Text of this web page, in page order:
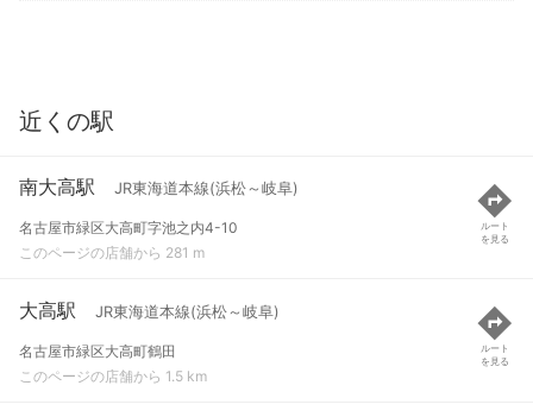
近くの駅
南大高駅 JR東海道本線(浜松～岐阜)
名古屋市緑区大高町字池之内4-10
このページの店舗から 281 m
ルート
を見る
大高駅 JR東海道本線(浜松～岐阜)
名古屋市緑区大高町鶴田
このページの店舗から 1.5 km
ルート
を見る